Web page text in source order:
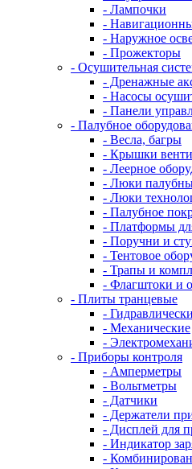
- Лампочки
-
- Наружное
- Прожекторы
- Осушительная
- Дренажные
- Насосы
- Панели
- Палубное
- Весла, багры
- Крышки
- Леерное
- Люки
- Люки
- Палубное
- Платформы
- Поручни и
- Тентовое
- Трапы и
- Флагштоки и
- Плиты транцевые
-
- Механические
-
- Приборы контроля
- Амперметры
- Вольтметры
- Датчики
- Держатели
- Дисплей для
- Индикатор
-